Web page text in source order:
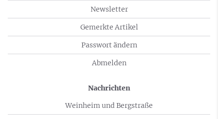
Newsletter
Gemerkte Artikel
Passwort ändern
Abmelden
Nachrichten
Weinheim und Bergstraße